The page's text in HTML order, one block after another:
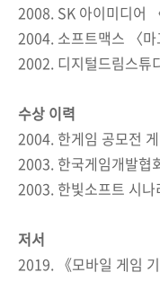
2008. SK 아이미디어
2004. 소프트맥스 〈
2002. 디지털드림스튜
수상 이력
2004. 한게임 공모전
2003. 한국게임개발협
2003. 한빛소프트 시나
저서
2019. 《모바일 게임